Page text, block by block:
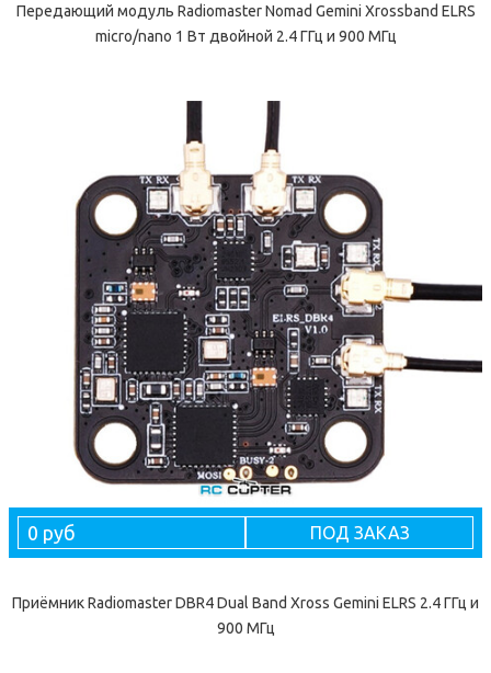
Передающий модуль Radiomaster Nomad Gemini Xrossband ELRS
micro/nano 1 Вт двойной 2.4 ГГц и 900 МГц
0 руб ПОД ЗАКАЗ
Приёмник Radiomaster DBR4 Dual Band Xross Gemini ELRS 2.4 ГГц и
900 МГц